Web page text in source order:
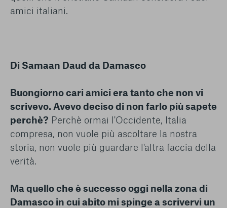
amici italiani.
Di Samaan Daud da Damasco
Buongiorno cari amici era tanto che non vi
scrivevo. Avevo deciso di non farlo più sapete
perchè? Perchè ormai l'Occidente, Italia
compresa, non vuole più ascoltare la nostra
storia, non vuole più guardare l'altra faccia della
verità.
Ma quello che è successo oggi nella zona di
Damasco in cui abito mi spinge a scrivervi un